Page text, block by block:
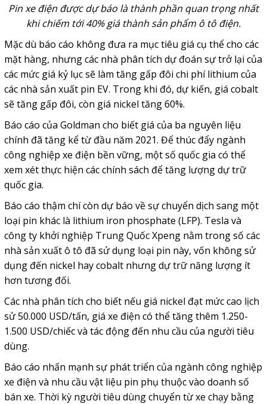
Pin xe điện được dự báo là thành phần quan trọng nhất
khi chiếm tới 40% giá thành sản phẩm ô tô điện.
Mặc dù báo cáo không đưa ra mục tiêu giá cụ thể cho các
mặt hàng, nhưng các nhà phân tích dự đoán sự trở lại của
các mức giá kỷ lục sẽ làm tăng gấp đôi chi phí lithium của
các nhà sản xuất pin EV. Trong khi đó, dự kiến, giá cobalt
sẽ tăng gấp đôi, còn giá nickel tăng 60%.
Báo cáo của Goldman cho biết giá của ba nguyên liệu
chính đã tăng kể từ đầu năm 2021. Để thúc đẩy ngành
công nghiệp xe điện bền vững, một số quốc gia có thể
xem xét thực hiện các chính sách để tăng lượng dự trữ
quốc gia.
Báo cáo thậm chí còn dự báo về sự chuyển dịch sang một
loại pin khác là lithium iron phosphate (LFP). Tesla và
công ty khởi nghiệp Trung Quốc Xpeng nằm trong số các
nhà sản xuất ô tô đã sử dụng loại pin này, vốn không sử
dụng đến nickel hay cobalt nhưng dự trữ năng lượng ít
hơn tương đối.
Các nhà phân tích cho biết nếu giá nickel đạt mức cao lịch
sử 50.000 USD/tấn, giá xe điện có thể tăng thêm 1.250-
1.500 USD/chiếc và tác động đến nhu cầu của người tiêu
dùng.
Báo cáo nhấn mạnh sự phát triển của ngành công nghiệp
xe điện và nhu cầu vật liệu pin phụ thuộc vào doanh số
bán xe. Thời kỳ người tiêu dùng chuyển từ xe chạy bằng